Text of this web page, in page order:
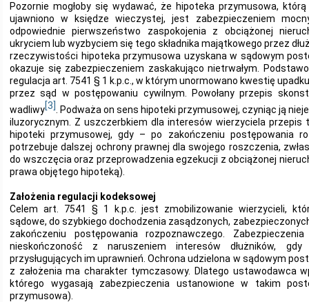
Pozornie mogłoby się wydawać, że hipoteka przymusowa,
ujawniono w księdze wieczystej, jest zabezpieczeniem
odpowiednie pierwszeństwo zaspokojenia z obciążonej
ukryciem lub wyzbyciem się tego składnika majątkowego przez
rzeczywistości hipoteka przymusowa uzyskana w sądowym
okazuje się zabezpieczeniem zaskakująco nietrwałym.
regulacja art. 7541 § 1 k.p.c., w którym unormowano kwestię
przez sąd w postępowaniu cywilnym. Powołany przepis
wadliwy[3]
. Podważa on sens hipoteki przymusowej, czyniąc ją
iluzorycznym. Z uszczerbkiem dla interesów wierzyciela przepis
hipoteki przymusowej, gdy – po zakończeniu postępowania
potrzebuje dalszej ochrony prawnej dla swojego roszczenia,
do wszczęcia oraz przeprowadzenia egzekucji z obciążonej
prawa objętego hipoteką).
Założenia regulacji kodeksowej
Celem art. 7541 § 1 k.p.c. jest zmobilizowanie wierzycieli,
sądowe, do szybkiego dochodzenia zasądzonych,
zakończeniu postępowania rozpoznawczego.
nieskończoność z naruszeniem interesów dłużników,
przysługujących im uprawnień. Ochrona udzielona w sądowym
z założenia ma charakter tymczasowy. Dlatego ustawodawca
którego wygasają zabezpieczenia ustanowione w takim
przymusowa).